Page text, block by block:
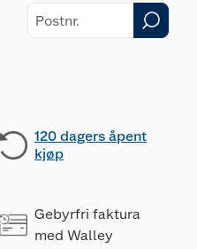
120 dagers åpent
kjøp
Gebyrfri faktura
med Walley